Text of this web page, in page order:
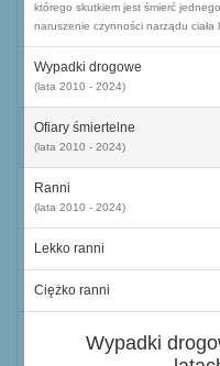
którego skutkiem jest śmierć
naruszenie czynności narządu ciała
Wypadki drogowe
(lata 2010 - 2024)
Ofiary śmiertelne
(lata 2010 - 2024)
Ranni
(lata 2010 - 2024)
Lekko ranni
Ciężko ranni
Wypadki